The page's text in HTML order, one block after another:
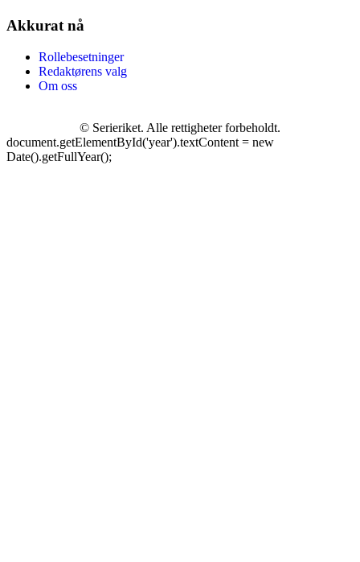
Akkurat nå
Rollebesetninger
Redaktørens valg
Om oss
© Serieriket. Alle rettigheter forbeholdt.
document.getElementById('year').textContent = new
Date().getFullYear();